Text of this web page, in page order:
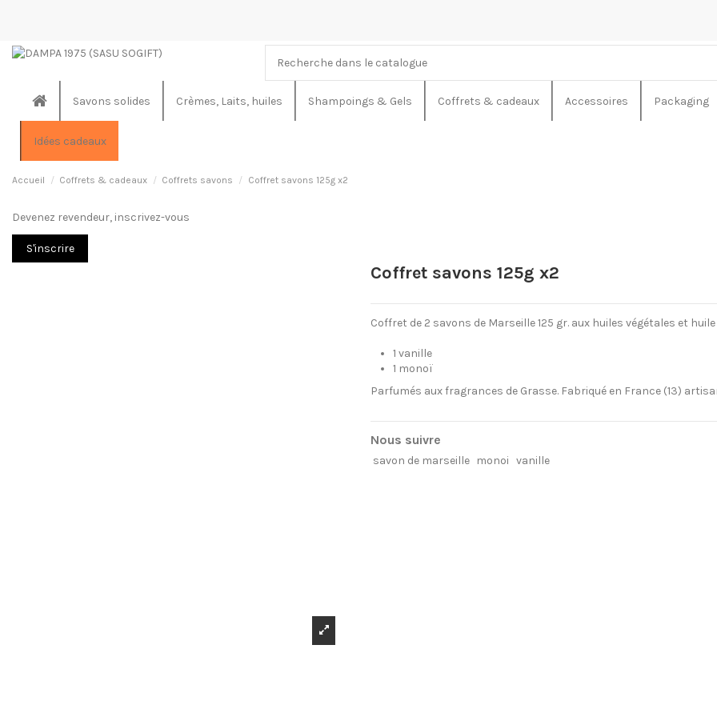
Savons solides Crèmes, Laits, huiles Shampoings & Gels Coffrets & cadeaux Accessoires Packaging
Idées cadeaux
Accueil Coffrets & cadeaux Coffrets savons Coffret savons 125g x2
Devenez revendeur, inscrivez-vous
S'inscrire
Coffret savons 125g x2
Coffret de 2 savons de Marseille 125 gr. aux huiles végétales et huile
1 vanille
1 monoï
Parfumés aux fragrances de Grasse. Fabriqué en France (13)
Nous suivre
savon de marseille monoi vanille